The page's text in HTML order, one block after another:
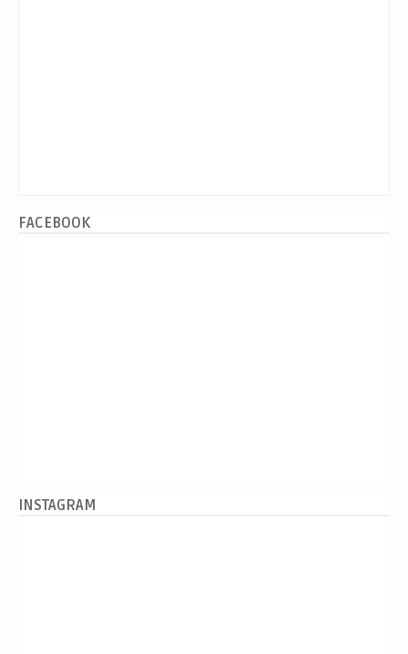
FACEBOOK
INSTAGRAM